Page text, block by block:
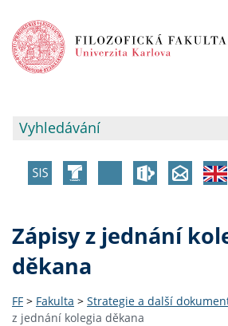
Zápisy z jednání
děkana
FF > Fakulta > Strategie a další
z jednání kolegia děkana